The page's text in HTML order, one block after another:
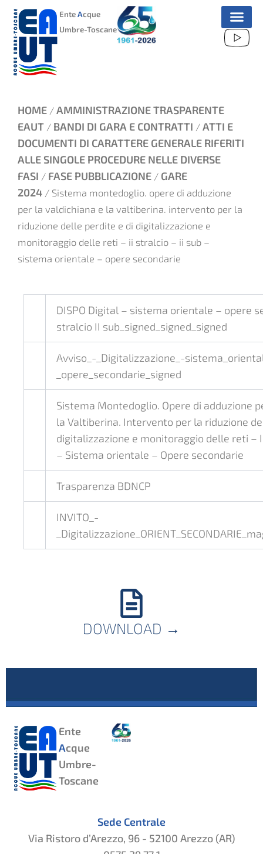
VAI
CONTENUTO
EnteAcque
Umbre-Toscane
HOME / AMMINISTRAZIONE TRASPARENTE
EAUT / BANDI DI GARA E CONTRATTI / ATTI E
DOCUMENTI DI CARATTERE GENERALE RIFERITI
ALLE SINGOLE PROCEDURE NELLE DIVERSE
FASI / FASE PUBBLICAZIONE / GARE
2024 / Sistema montedoglio. opere di adduzione
per la valdichiana e la valtiberina. intervento per la
riduzione delle perdite e di digitalizzazione e
monitoraggio delle reti – ii stralcio – ii sub –
sistema orientale – opere secondarie
DISPO Digital – sistema orientale – opere
stralcio II sub_signed_signed_signed
Avviso_-_Digitalizzazione_-
_opere_secondarie_signed
Sistema Montedoglio. Opere di adduzione
la Valtiberina. Intervento per la riduzione
digitalizzazione e monitoraggio delle reti –
– Sistema orientale – Opere secondarie
Trasparenza BDNCP
INVITO_-
DOWNLOAD →
Ente
Acque
Umbre-
Toscane
Sede Centrale
Via Ristoro d’Arezzo, 96 - 52100 Arezzo (AR)